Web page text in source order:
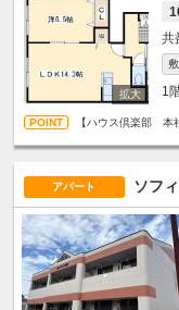
敷
1
【ハウス倶楽部 本
アパート ソフ